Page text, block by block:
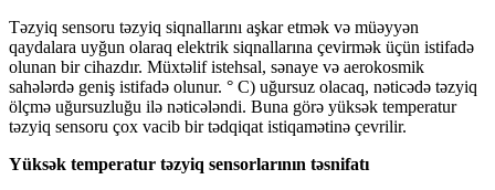
Təzyiq sensoru təzyiq siqnallarını aşkar etmək və müəyyən
qaydalara uyğun olaraq elektrik siqnallarına çevirmək üçün istifadə
olunan bir cihazdır. Müxtəlif istehsal, sənaye və aerokosmik
sahələrdə geniş istifadə olunur. ° C) uğursuz olacaq, nəticədə təzyiq
ölçmə uğursuzluğu ilə nəticələndi. Buna görə yüksək temperatur
təzyiq sensoru çox vacib bir tədqiqat istiqamətinə çevrilir.
Yüksək temperatur təzyiq sensorlarının təsnifatı